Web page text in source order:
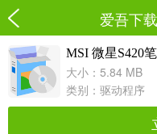
爱吾下载
MSI 微星S420
8.4.2.0 For
大小：5.84 MB
类别： 驱动程序